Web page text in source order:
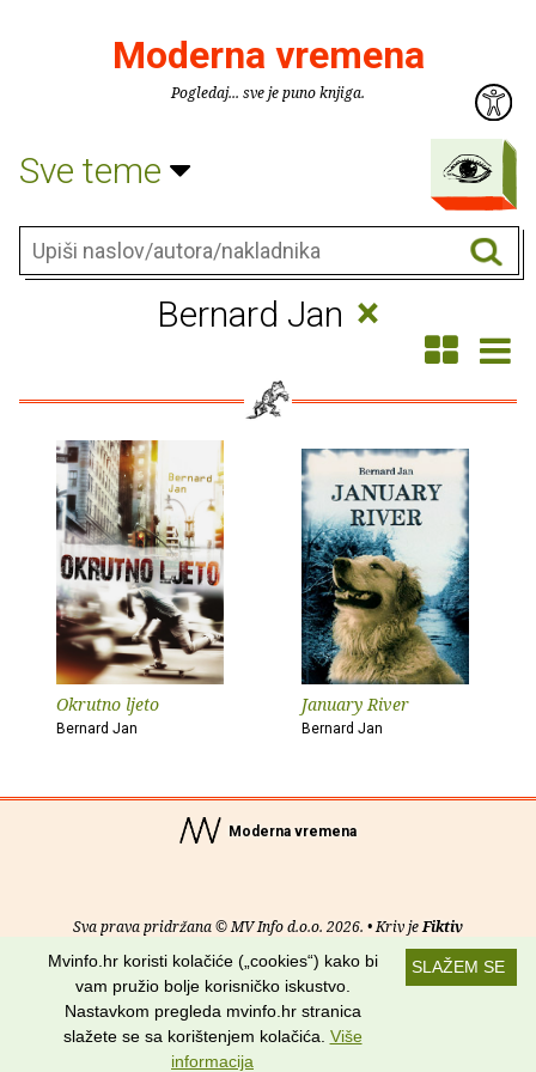
Moderna vremena
Pogledaj... sve je puno knjiga.
Sve teme
Bernard Jan ×
Okrutno ljeto
Bernard Jan
January River
Bernard Jan
Moderna vremena
Sva prava pridržana © MV Info d.o.o. 2026. • Kriv jeFiktiv
Uvjeti korištenja RSS kanali
Potraži nas na:
SLAŽEM SE
Mvinfo.hr koristi kolačiće („cookies“) kako bi
vam pružio bolje korisničko iskustvo.
Nastavkom pregleda mvinfo.hr stranica
slažete se sa korištenjem kolačića. Više
informacija